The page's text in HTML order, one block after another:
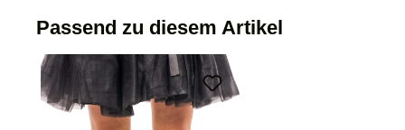
Passend zu diesem Artikel